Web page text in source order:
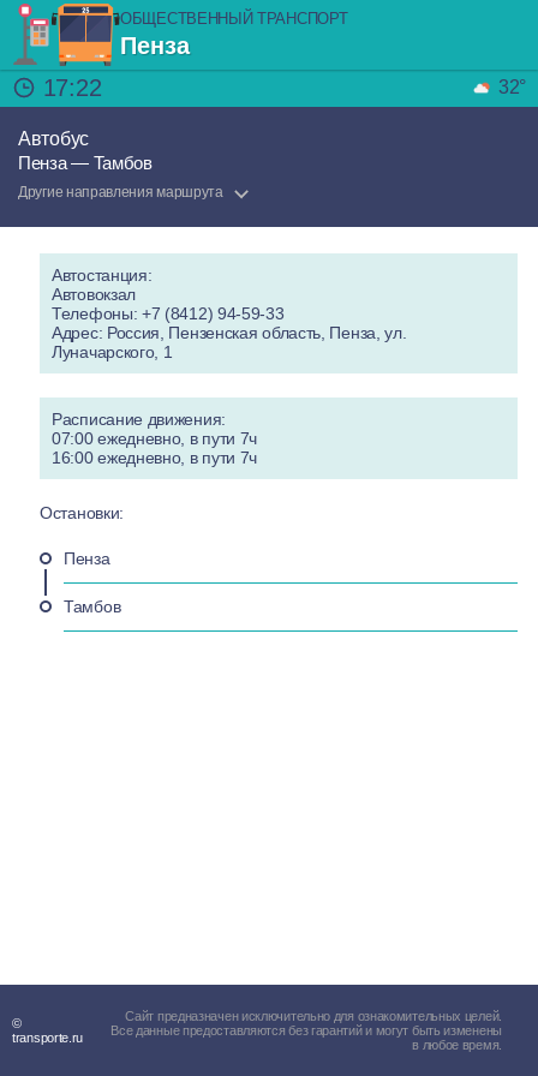
ОБЩЕСТВЕННЫЙ ТРАНСПОРТ
Пенза
17:22
32°
Автобус
Пенза — Тамбов
Другие направления маршрута
Автостанция:
Автовокзал
Телефоны: +7 (8412) 94-59-33
Адрес: Россия, Пензенская область, Пенза, ул.
Луначарского, 1
Расписание движения:
07:00 ежедневно, в пути 7ч
16:00 ежедневно, в пути 7ч
Остановки:
Пенза
Тамбов
©
transporte.ru
Сайт предназначен исключительно для ознакомительных целей.
Все данные предоставляются без гарантий и могут быть изменены
в любое время.